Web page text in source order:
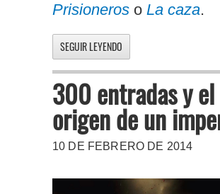
Prisioneros o La caza.
SEGUIR LEYENDO
300 entradas y el
origen de un
10 DE FEBRERO DE 2014